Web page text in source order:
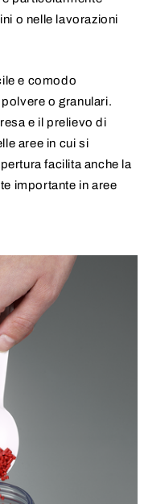
o nelle lavorazioni
e comodo
o granulari.
e il prelievo di
aree in cui si
facilita anche la
importante in aree